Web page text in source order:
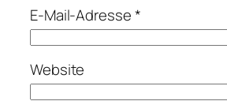
E-Mail-Adresse*
Website